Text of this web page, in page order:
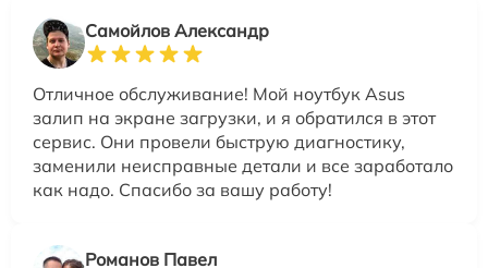
Самойлов Александр
Отличное обслуживание! Мой ноутбук Asus
залип на экране загрузки, и я обратился в этот
сервис. Они провели быструю диагностику,
заменили неисправные детали и все заработало
как надо. Спасибо за вашу работу!
Романов Павел